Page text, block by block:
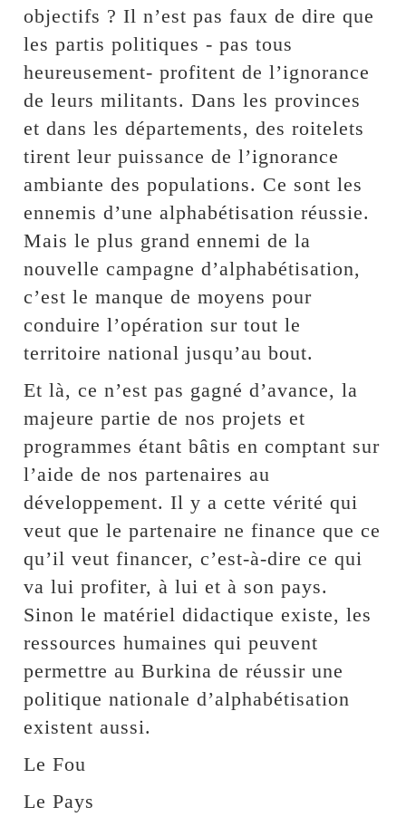
objectifs ? Il n’est pas faux de dire que
les partis politiques - pas tous
heureusement- profitent de l’ignorance
de leurs militants. Dans les provinces
et dans les départements, des roitelets
tirent leur puissance de l’ignorance
ambiante des populations. Ce sont les
ennemis d’une alphabétisation réussie.
Mais le plus grand ennemi de la
nouvelle campagne d’alphabétisation,
c’est le manque de moyens pour
conduire l’opération sur tout le
territoire national jusqu’au bout.
Et là, ce n’est pas gagné d’avance, la
majeure partie de nos projets et
programmes étant bâtis en comptant sur
l’aide de nos partenaires au
développement. Il y a cette vérité qui
veut que le partenaire ne finance que ce
qu’il veut financer, c’est-à-dire ce qui
va lui profiter, à lui et à son pays.
Sinon le matériel didactique existe, les
ressources humaines qui peuvent
permettre au Burkina de réussir une
politique nationale d’alphabétisation
existent aussi.
Le Fou
Le Pays